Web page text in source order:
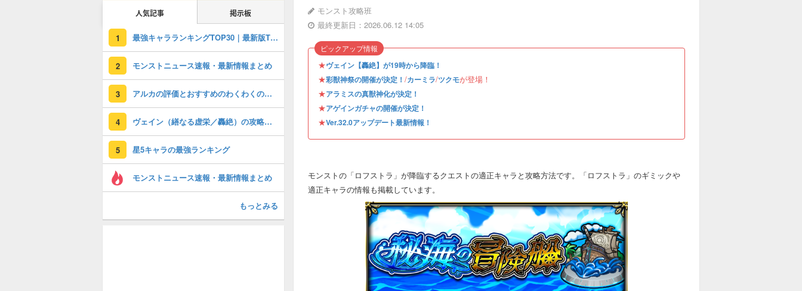
モンスト攻略班
最終更新日：2026.06.12 14:05
★ヴェイン【轟絶】が19時から降臨！
★彩獣神祭の開催が決定！ /カーミラ/ツクモが登場！
★アラミスの真獣神化が決定！
★アゲインガチャの開催が決定！
★Ver.32.0アップデート最新情報！
ピックアップ情報
モンストの「ロフストラ」が降臨するクエストの適正キャラと攻略方法です。「ロフストラ」のギミックや
適正キャラの情報も掲載しています。
人気記事 掲示板
1 最強キャラランキングTOP30｜最新版Tier
2 モンストニュース速報・最新情報まとめ
3 アルカの評価とおすすめのわくわくの実｜どっちが強い？
4 ヴェイン（繕なる虚栄／轟絶）の攻略と適正
5 星5キャラの最強ランキング
モンストニュース速報・最新情報まとめ
もっとみる